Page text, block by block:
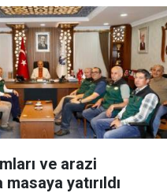
ve arazi
yatırıldı